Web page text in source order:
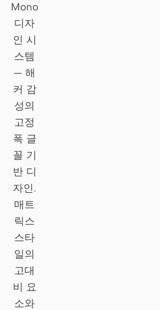
Cursor Agent
Claude Code
OpenCode
Gemini CLI
GitHub Copilot CLI
Qwen Code
Grok Build
Kimi CLI
DeepSeek TUI
Trae CLI
Aider
Mono
디자
인 시
스템
— 해
커 감
성의
고정
폭 글
꼴 기
반 디
자인.
매트
릭스
스타
일의
고대
비 요
소와